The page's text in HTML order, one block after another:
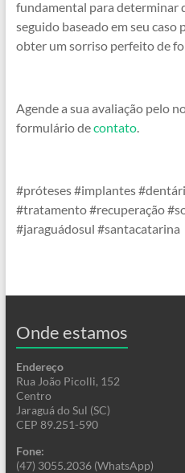
fundamental para determinar
seguido baseado em seu caso
obter um sorriso perfeito de
Agende a sua avaliação pelo
formulário decontato.
#próteses #implantes
#tratamento #recuperação
#jaraguádosul #santacatarina
Onde estamos
Endereço
Rua João Picolli, 152
Centro
Jaraguá do Sul (SC)
CEP 89.251-590
Fone:
(47) 3055.2036 (WhatsApp)